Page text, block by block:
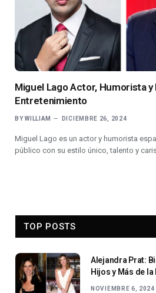
Miguel Lago Actor, Humorista
Entretenimiento
BY WILLIAM DICIEMBRE 26, 2024
Miguel Lago es un actor y humorista
público con su estilo único, talento y
TOP POSTS
Alejandra Prat:
Hijos y Más de
NOVIEMBRE 6, 2024